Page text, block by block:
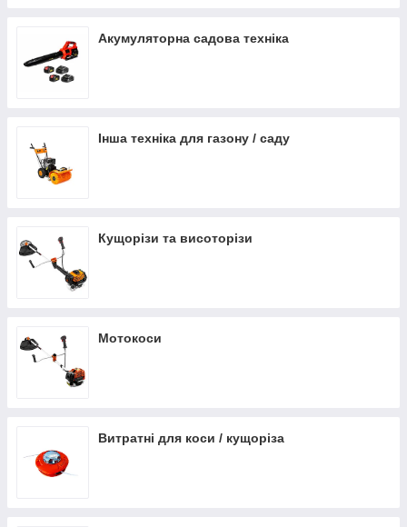
Акумуляторна садова техніка
Інша техніка для газону / саду
Кущорізи та висоторізи
Мотокоси
Витратні для коси / кущоріза